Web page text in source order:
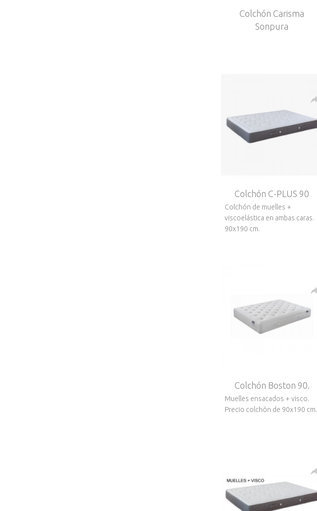
Colchón Carisma
Sonpura
Colchón C-PLUS 90
Colchón de muelles +
viscoelástica en ambas caras.
90x190 cm.
Colchón Boston 90.
Muelles ensacados + visco.
Precio colchón de 90x190 cm.